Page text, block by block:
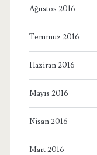
Ağustos 2016
Temmuz 2016
Haziran 2016
Mayıs 2016
Nisan 2016
Mart 2016